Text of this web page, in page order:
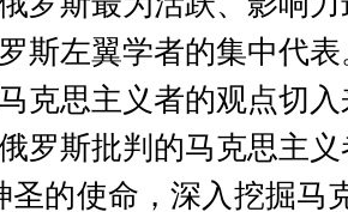
斯左翼学者的集中代
克思主义者的观点切
罗斯批判的马克思主
圣的使命，深入挖掘马